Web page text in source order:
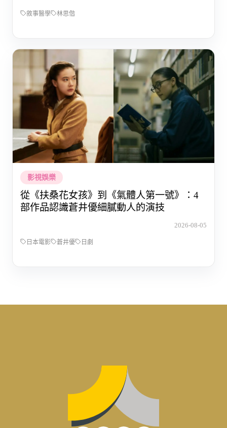
敘事醫學 林思偕
影視娛樂
從《扶桑花女孩》到《氣體人第一號》：4
部作品認識蒼井優細膩動人的演技
2026-08-05
日本電影 蒼井優 日劇